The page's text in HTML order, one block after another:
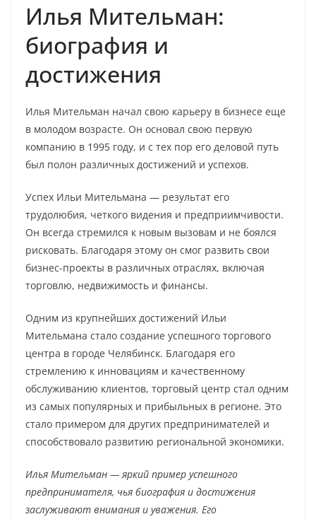
Илья Мительман:
биография и
достижения
Илья Мительман начал свою карьеру в бизнесе еще
в молодом возрасте. Он основал свою первую
компанию в 1995 году, и с тех пор его деловой путь
был полон различных достижений и успехов.
Успех Ильи Мительмана — результат его
трудолюбия, четкого видения и предприимчивости.
Он всегда стремился к новым вызовам и не боялся
рисковать. Благодаря этому он смог развить свои
бизнес-проекты в различных отраслях, включая
торговлю, недвижимость и финансы.
Одним из крупнейших достижений Ильи
Мительмана стало создание успешного торгового
центра в городе Челябинск. Благодаря его
стремлению к инновациям и качественному
обслуживанию клиентов, торговый центр стал одним
из самых популярных и прибыльных в регионе. Это
стало примером для других предпринимателей и
способствовало развитию региональной экономики.
Илья Мительман — яркий пример успешного
предпринимателя, чья биография и достижения
заслуживают внимания и уважения. Его